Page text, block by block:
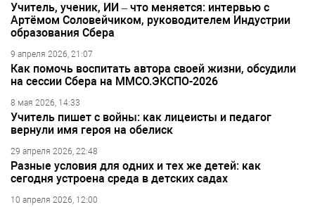
Учитель, ученик, ИИ – что меняется: интервью с
Артёмом Соловейчиком, руководителем Индустрии
образования Сбера
9 апреля 2026, 21:07
Как помочь воспитать автора своей жизни, обсудили
на сессии Сбера на ММСО.ЭКСПО-2026
8 мая 2026, 14:33
Учитель пишет с войны: как лицеисты и педагог
вернули имя героя на обелиск
29 апреля 2026, 22:48
Разные условия для одних и тех же детей: как
сегодня устроена среда в детских садах
10 апреля 2026, 12:00